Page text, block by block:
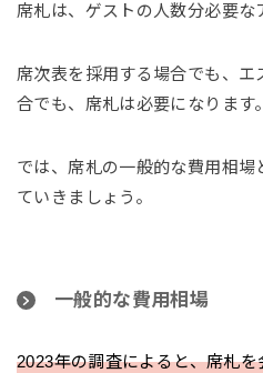
席札は、ゲストの人数分必要な
席次表を採用する場合でも、
合でも、席札は必要になります。
では、席札の一般的な費用相
ていきましょう。
一般的な費用相場
2023年の調査によると、席札